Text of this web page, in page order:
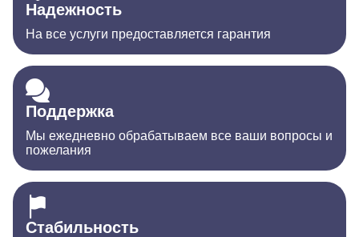
Надежность
На все услуги предоставляется гарантия
Поддержка
Мы ежедневно обрабатываем все ваши вопросы и
пожелания
Стабильность